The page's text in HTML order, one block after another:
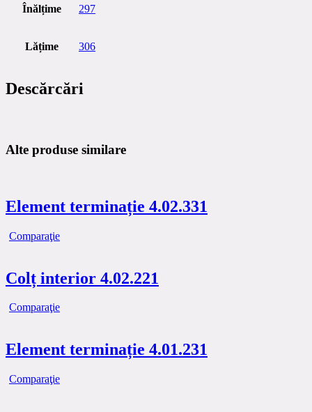
Înălțime 297
Lățime 306
Descărcări
Alte produse similare
Element terminație 4.02.331
Comparaţie
Colț interior 4.02.221
Comparaţie
Element terminație 4.01.231
Comparaţie